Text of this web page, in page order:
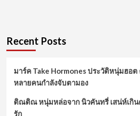
Recent Posts
มาร์ค Take Hormones ประวัติหนุ่มฮอ
หลายคนกำลังจับตามอง
ติณติณ หนุ่มหล่อจาก นิวคันทรี่ เสน่ห์เกิน
รัก